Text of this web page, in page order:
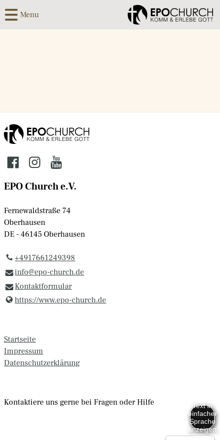
Menu
EPO Church e.V.
Fernewaldstraße 74
Oberhausen
DE - 46145 Oberhausen
+4917661249398
info@​epo-church.​de
Kontaktformular
https://www.​epo-church.​de
Startseite
Impressum
Datenschutzerklärung
Kontaktiere uns gerne bei Fragen oder Hilfe